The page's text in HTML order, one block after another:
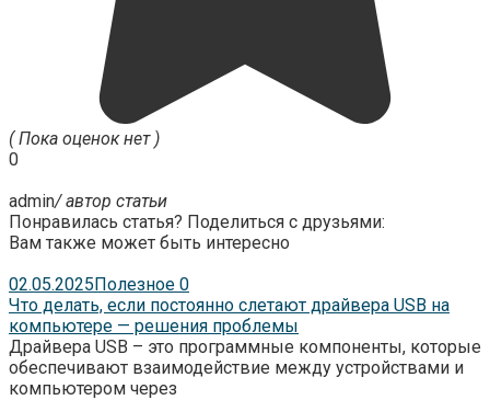
( Пока оценок нет )
0
admin/ автор статьи
Понравилась статья? Поделиться с друзьями:
Вам также может быть интересно
02.05.2025Полезное 0
Что делать, если постоянно слетают драйвера USB на
компьютере — решения проблемы
Драйвера USB – это программные компоненты, которые
обеспечивают взаимодействие между устройствами и
компьютером через